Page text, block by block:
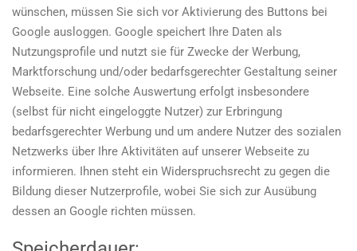
wünschen, müssen Sie sich vor Aktivierung des Buttons bei
Google ausloggen. Google speichert Ihre Daten als
Nutzungsprofile und nutzt sie für Zwecke der Werbung,
Marktforschung und/oder bedarfsgerechter Gestaltung seiner
Webseite. Eine solche Auswertung erfolgt insbesondere
(selbst für nicht eingeloggte Nutzer) zur Erbringung
bedarfsgerechter Werbung und um andere Nutzer des sozialen
Netzwerks über Ihre Aktivitäten auf unserer Webseite zu
informieren. Ihnen steht ein Widerspruchsrecht zu gegen die
Bildung dieser Nutzerprofile, wobei Sie sich zur Ausübung
dessen an Google richten müssen.